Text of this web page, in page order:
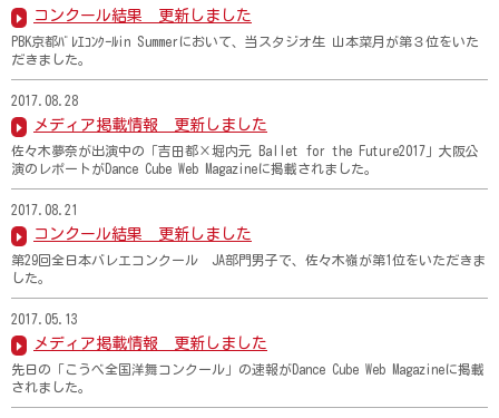
コンクール結果 更新しました
PBK京都ﾊﾞﾚｴｺﾝｸｰﾙin Summerにおいて、当スタジオ生 山本菜月が第３位をいた
だきました。
2017.08.28
メディア掲載情報 更新しました
佐々木夢奈が出演中の「吉田都×堀内元 Ballet for the Future2017」大阪公
演のレポートがDance Cube Web Magazineに掲載されました。
2017.08.21
コンクール結果 更新しました
第29回全日本バレエコンクール JA部門男子で、佐々木嶺が第1位をいただきま
した。
2017.05.13
メディア掲載情報 更新しました
先日の「こうべ全国洋舞コンクール」の速報がDance Cube Web Magazineに掲載
されました。